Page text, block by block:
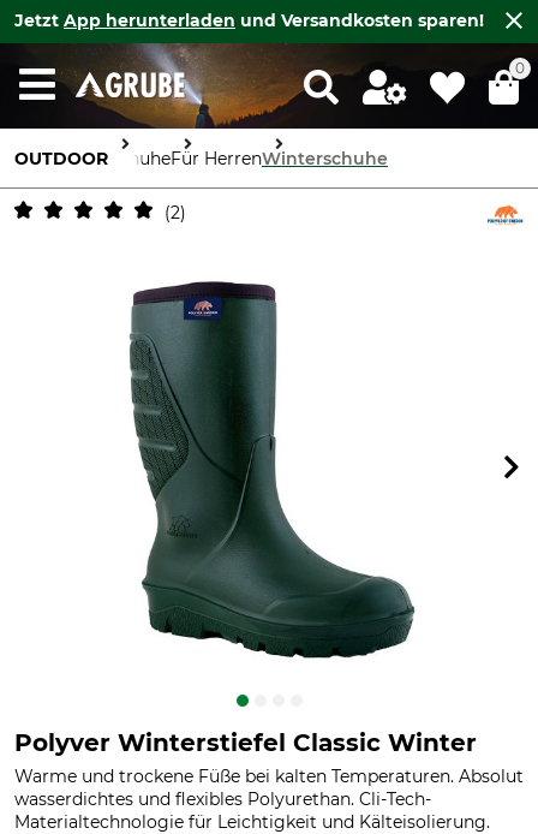
Jetzt App herunterladen und Versandkosten sparen!
0
OUTDOOR SchuheFür HerrenWinterschuhe
2
Polyver Winterstiefel Classic Winter
Warme und trockene Füße bei kalten Temperaturen. Absolut
wasserdichtes und flexibles Polyurethan. Cli-Tech-
Materialtechnologie für Leichtigkeit und Kälteisolierung.